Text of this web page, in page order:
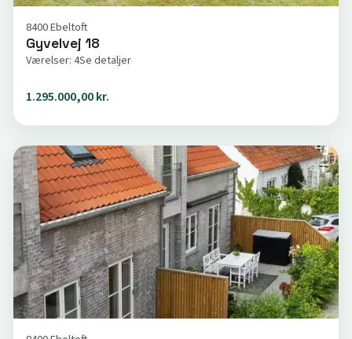
8400 Ebeltoft
Gyvelvej 18
Værelser: 4Se detaljer
1.295.000,00 kr.